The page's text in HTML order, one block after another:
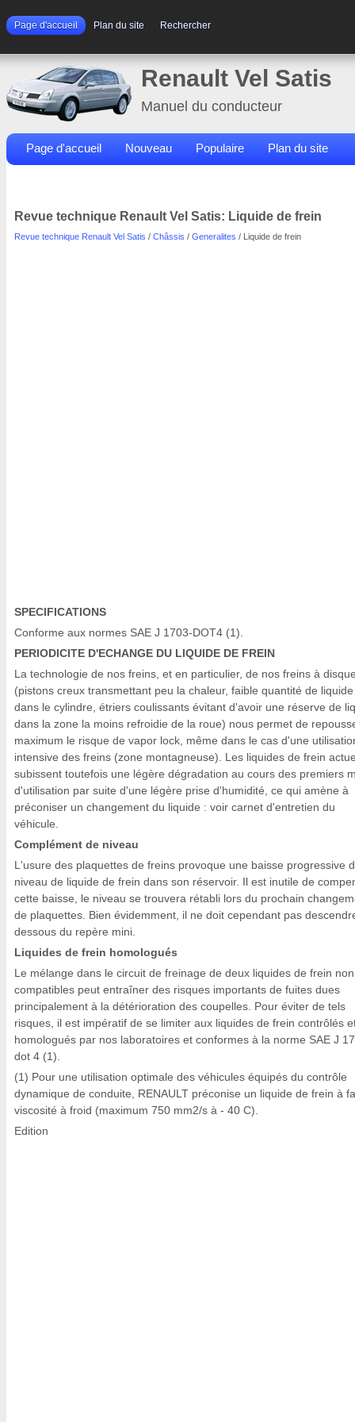
Page d'accueil Plan du site Rechercher
Renault Vel Satis
Manuel du conducteur
Page d'accueil Nouveau Populaire Plan du site
Revue technique Renault Vel Satis: Liquide de frein
Revue technique Renault Vel Satis / Châssis / Generalites / Liquide de frein
SPECIFICATIONS
Conforme aux normes SAE J 1703-DOT4 (1).
PERIODICITE D'ECHANGE DU LIQUIDE DE FREIN
La technologie de nos freins, et en particulier, de nos freins à
(pistons creux transmettant peu la chaleur, faible quantité de liquide
dans le cylindre, étriers coulissants évitant d'avoir une réserve de
dans la zone la moins refroidie de la roue) nous permet de
maximum le risque de vapor lock, même dans le cas d'une
intensive des freins (zone montagneuse). Les liquides de frein
subissent toutefois une légère dégradation au cours des premiers
d'utilisation par suite d'une légère prise d'humidité, ce qui amène à
préconiser un changement du liquide : voir carnet d'entretien du
véhicule.
Complément de niveau
L'usure des plaquettes de freins provoque une baisse progressive
niveau de liquide de frein dans son réservoir. Il est inutile de
cette baisse, le niveau se trouvera rétabli lors du prochain
de plaquettes. Bien évidemment, il ne doit cependant pas
dessous du repère mini.
Liquides de frein homologués
Le mélange dans le circuit de freinage de deux liquides de frein non
compatibles peut entraîner des risques importants de fuites dues
principalement à la détérioration des coupelles. Pour éviter de tels
risques, il est impératif de se limiter aux liquides de frein contrôlés
homologués par nos laboratoires et conformes à la norme SAE J
dot 4 (1).
(1) Pour une utilisation optimale des véhicules équipés du contrôle
dynamique de conduite, RENAULT préconise un liquide de frein à
viscosité à froid (maximum 750 mm2/s à - 40 C).
Edition